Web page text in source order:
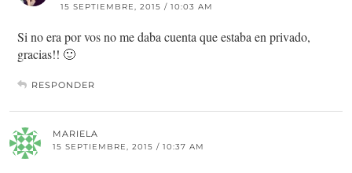
15 SEPTIEMBRE, 2015 / 10:03 AM
Si no era por vos no me daba cuenta que estaba en privado,
gracias!! 🙂
RESPONDER
MARIELA
15 SEPTIEMBRE, 2015 / 10:37 AM